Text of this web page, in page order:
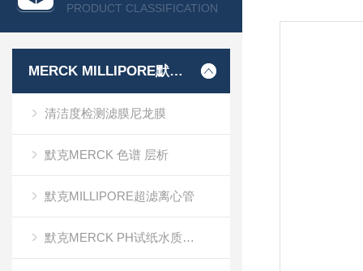
PRODUCT CLASSIFICATION
MERCK MILLIPORE默克密理博产品
清洁度检测滤膜尼龙膜
默克MERCK 色谱 层析
默克MILLIPORE超滤离心管
默克MERCK PH试纸水质分析